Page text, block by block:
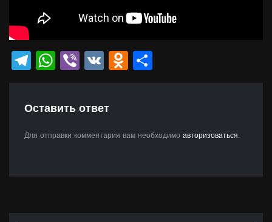
Telegram
WhatsApp
Viber
VK Odnoklassniki
Оставить ответ
Для отправки комментария вам необходимо авторизоваться.